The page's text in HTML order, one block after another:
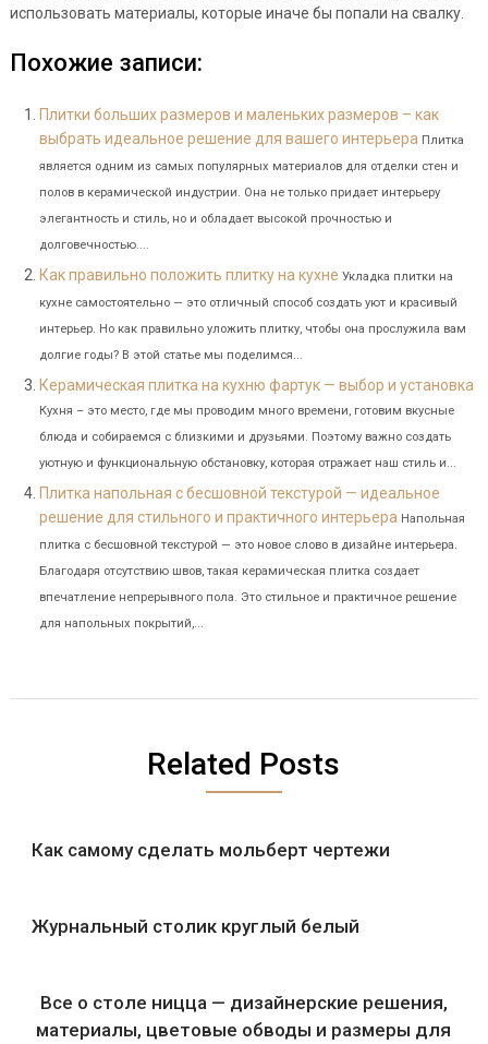
использовать материалы, которые иначе бы попали на свалку.
Похожие записи:
Плитки больших размеров и маленьких размеров – как
выбрать идеальное решение для вашего интерьера Плитка
является одним из самых популярных материалов для отделки стен и
полов в керамической индустрии. Она не только придает интерьеру
элегантность и стиль, но и обладает высокой прочностью и
долговечностью....
Как правильно положить плитку на кухне Укладка плитки на
кухне самостоятельно — это отличный способ создать уют и красивый
интерьер. Но как правильно уложить плитку, чтобы она прослужила вам
долгие годы? В этой статье мы поделимся...
Керамическая плитка на кухню фартук — выбор и установка
Кухня – это место, где мы проводим много времени, готовим вкусные
блюда и собираемся с близкими и друзьями. Поэтому важно создать
уютную и функциональную обстановку, которая отражает наш стиль и...
Плитка напольная с бесшовной текстурой — идеальное
решение для стильного и практичного интерьера Напольная
плитка с бесшовной текстурой — это новое слово в дизайне интерьера.
Благодаря отсутствию швов, такая керамическая плитка создает
впечатление непрерывного пола. Это стильное и практичное решение
для напольных покрытий,...
Related Posts
Как самому сделать мольберт чертежи
Журнальный столик круглый белый
Все о столе ницца — дизайнерские решения,
материалы, цветовые обводы и размеры для